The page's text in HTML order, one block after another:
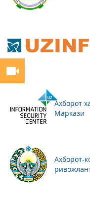
Ахборот
Маркази
Ахборот-